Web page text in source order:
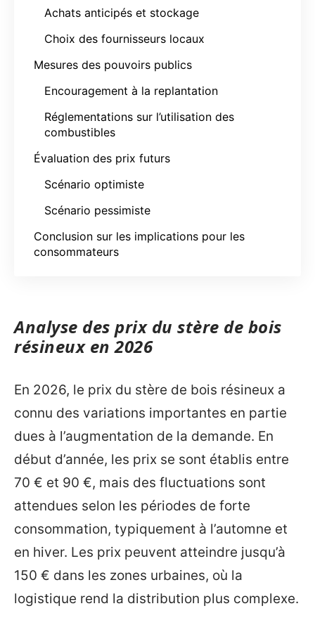
Achats anticipés et stockage
Choix des fournisseurs locaux
Mesures des pouvoirs publics
Encouragement à la replantation
Réglementations sur l’utilisation des
combustibles
Évaluation des prix futurs
Scénario optimiste
Scénario pessimiste
Conclusion sur les implications pour les
consommateurs
Analyse des prix du stère de bois
résineux en 2026
En 2026, le prix du stère de bois résineux a
connu des variations importantes en partie
dues à l’augmentation de la demande. En
début d’année, les prix se sont établis entre
70 € et 90 €, mais des fluctuations sont
attendues selon les périodes de forte
consommation, typiquement à l’automne et
en hiver. Les prix peuvent atteindre jusqu’à
150 € dans les zones urbaines, où la
logistique rend la distribution plus complexe.